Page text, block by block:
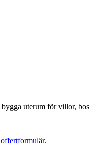
bygga uterum för villor,
offertformulär.